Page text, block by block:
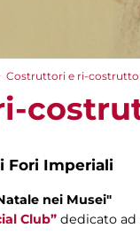
Costruttori e ri-
Fori Imperiali
nei Musei"
Club” dedicato